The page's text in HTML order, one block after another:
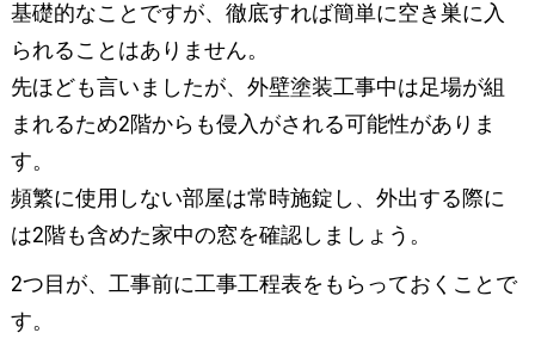
基礎的なことですが、徹底すれば簡単に空き巣に入
られることはありません。
先ほども言いましたが、外壁塗装工事中は足場が組
まれるため2階からも侵入がされる可能性がありま
す。
頻繁に使用しない部屋は常時施錠し、外出する際に
は2階も含めた家中の窓を確認しましょう。
2つ目が、工事前に工事工程表をもらっておくことで
す。